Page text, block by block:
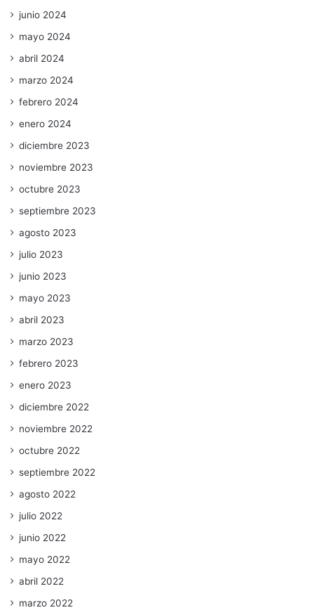
junio 2024
mayo 2024
abril 2024
marzo 2024
febrero 2024
enero 2024
diciembre 2023
noviembre 2023
octubre 2023
septiembre 2023
agosto 2023
julio 2023
junio 2023
mayo 2023
abril 2023
marzo 2023
febrero 2023
enero 2023
diciembre 2022
noviembre 2022
octubre 2022
septiembre 2022
agosto 2022
julio 2022
junio 2022
mayo 2022
abril 2022
marzo 2022